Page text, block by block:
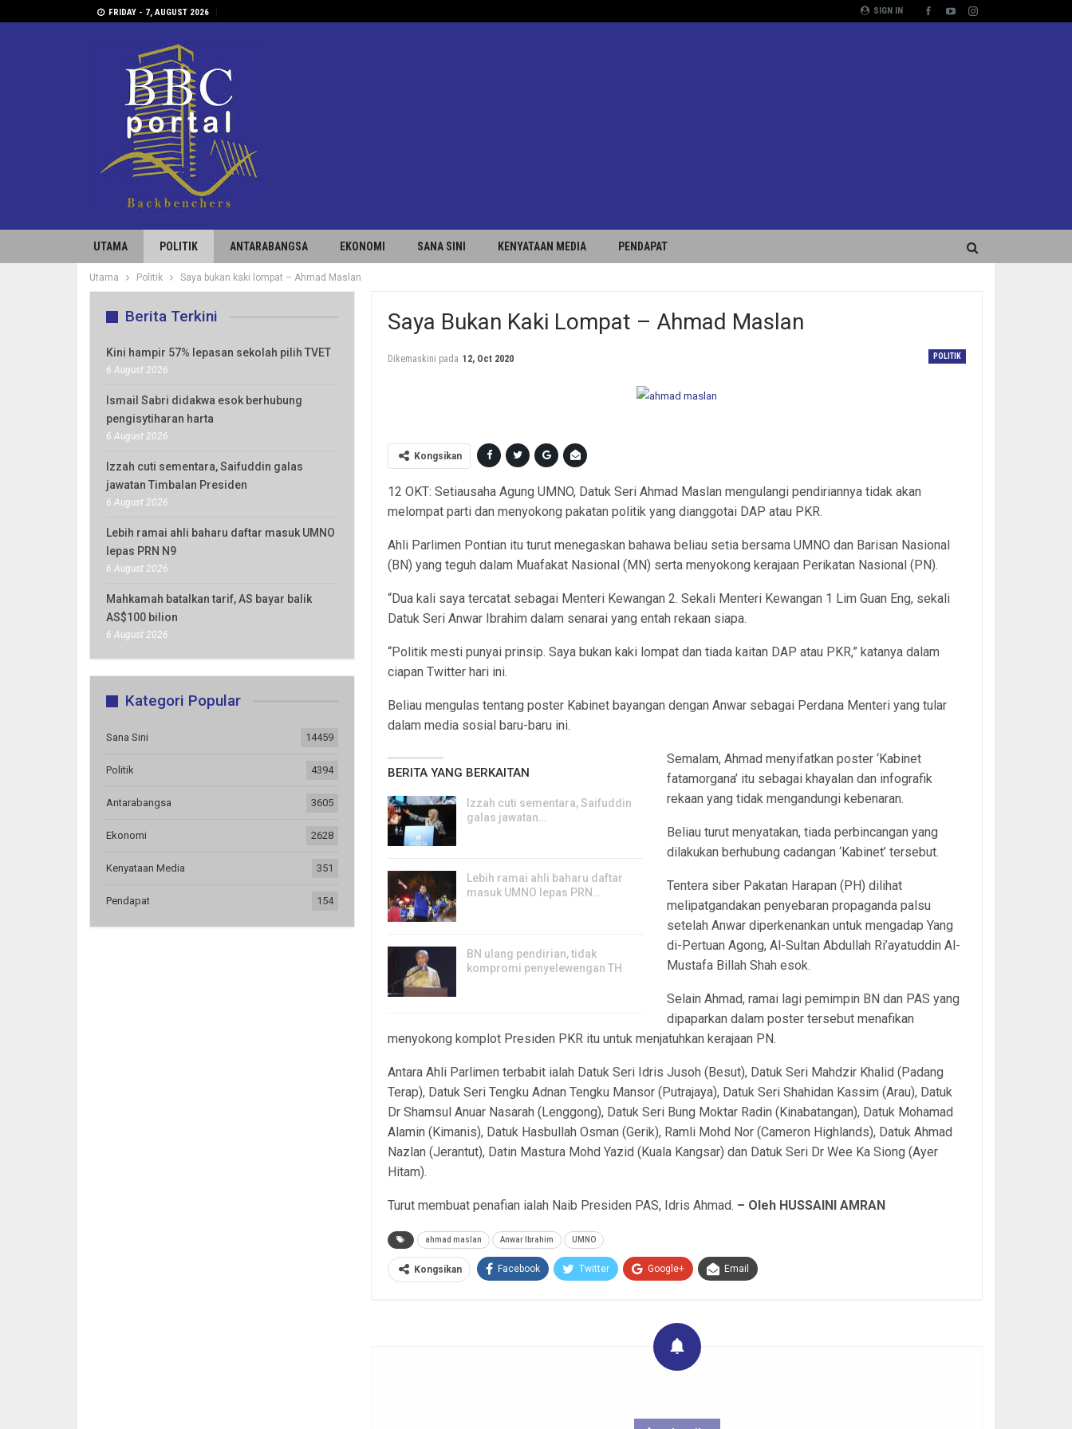
SIGN IN
FRIDAY - 7, AUGUST 2026
UTAMA POLITIK ANTARABANGSA EKONOMI SANA SINI KENYATAAN MEDIA PENDAPAT
Utama Politik Saya bukan kaki lompat – Ahmad Maslan
Saya Bukan Kaki Lompat – Ahmad Maslan
POLITIK
Dikemaskini pada 12, Oct 2020
Kongsikan
12 OKT: Setiausaha Agung UMNO, Datuk Seri Ahmad Maslan mengulangi pendiriannya tidak akan
melompat parti dan menyokong pakatan politik yang dianggotai DAP atau PKR.
Ahli Parlimen Pontian itu turut menegaskan bahawa beliau setia bersama UMNO dan Barisan Nasional
(BN) yang teguh dalam Muafakat Nasional (MN) serta menyokong kerajaan Perikatan Nasional (PN).
“Dua kali saya tercatat sebagai Menteri Kewangan 2. Sekali Menteri Kewangan 1 Lim Guan Eng, sekali
Datuk Seri Anwar Ibrahim dalam senarai yang entah rekaan siapa.
“Politik mesti punyai prinsip. Saya bukan kaki lompat dan tiada kaitan DAP atau PKR,” katanya dalam
ciapan Twitter hari ini.
Beliau mengulas tentang poster Kabinet bayangan dengan Anwar sebagai Perdana Menteri yang tular
dalam media sosial baru-baru ini.
BERITA YANG BERKAITAN
Izzah cuti sementara, Saifuddin
galas jawatan…
Lebih ramai ahli baharu daftar
masuk UMNO lepas PRN…
BN ulang pendirian, tidak
kompromi penyelewengan TH
Semalam, Ahmad menyifatkan poster ‘Kabinet
fatamorgana’ itu sebagai khayalan dan infografik
rekaan yang tidak mengandungi kebenaran.
Beliau turut menyatakan, tiada perbincangan yang
dilakukan berhubung cadangan ‘Kabinet’ tersebut.
Tentera siber Pakatan Harapan (PH) dilihat
melipatgandakan penyebaran propaganda palsu
setelah Anwar diperkenankan untuk mengadap Yang
di-Pertuan Agong, Al-Sultan Abdullah Ri’ayatuddin Al-
Mustafa Billah Shah esok.
Selain Ahmad, ramai lagi pemimpin BN dan PAS yang
dipaparkan dalam poster tersebut menafikan
menyokong komplot Presiden PKR itu untuk menjatuhkan kerajaan PN.
Antara Ahli Parlimen terbabit ialah Datuk Seri Idris Jusoh (Besut), Datuk Seri Mahdzir Khalid (Padang
Terap), Datuk Seri Tengku Adnan Tengku Mansor (Putrajaya), Datuk Seri Shahidan Kassim (Arau), Datuk
Dr Shamsul Anuar Nasarah (Lenggong), Datuk Seri Bung Moktar Radin (Kinabatangan), Datuk Mohamad
Alamin (Kimanis), Datuk Hasbullah Osman (Gerik), Ramli Mohd Nor (Cameron Highlands), Datuk Ahmad
Nazlan (Jerantut), Datin Mastura Mohd Yazid (Kuala Kangsar) dan Datuk Seri Dr Wee Ka Siong (Ayer
Hitam).
Turut membuat penafian ialah Naib Presiden PAS, Idris Ahmad. – Oleh HUSSAINI AMRAN
ahmad maslan Anwar Ibrahim UMNO
Kongsikan Facebook Twitter Google+ Email
Berita Terkini
Kini hampir 57% lepasan sekolah pilih TVET
6 August 2026
Ismail Sabri didakwa esok berhubung
pengisytiharan harta
6 August 2026
Izzah cuti sementara, Saifuddin galas
jawatan Timbalan Presiden
6 August 2026
Lebih ramai ahli baharu daftar masuk UMNO
lepas PRN N9
6 August 2026
Mahkamah batalkan tarif, AS bayar balik
AS$100 bilion
6 August 2026
Kategori Popular
Sana Sini 14459
Politik 4394
Antarabangsa 3605
Ekonomi 2628
Kenyataan Media 351
Pendapat 154